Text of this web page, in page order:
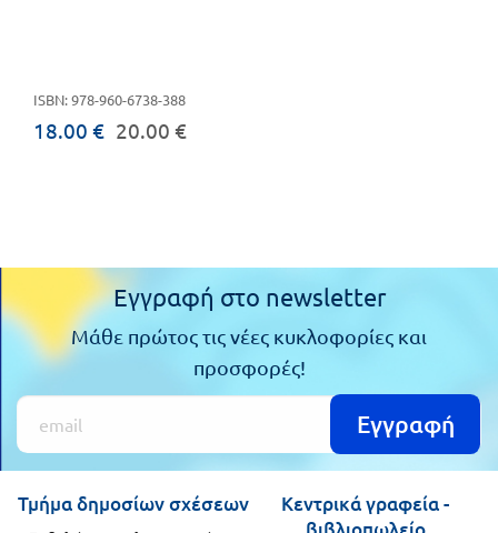
ISBN: 978-960-6738-388
18.00 € 20.00 €
Εγγραφή στο newsletter
Μάθε πρώτος τις νέες κυκλοφορίες και
προσφορές!
Εγγραφή
Κεντρικά γραφεία -
Τμήμα δημοσίων σχέσεων